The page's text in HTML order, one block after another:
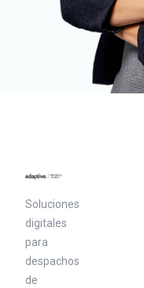
Soluciones
digitales
para
despachos
de